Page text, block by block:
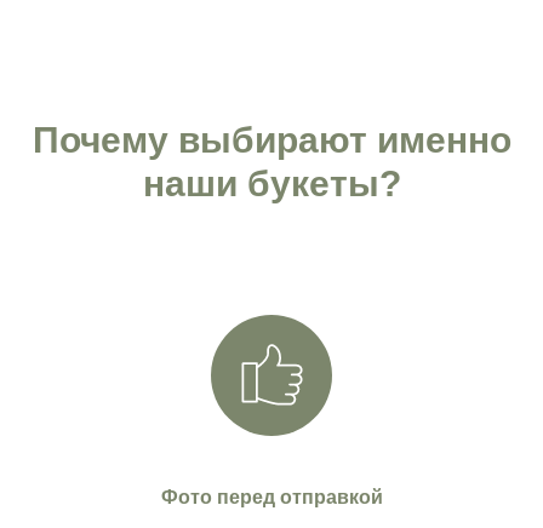
Почему выбирают именно
наши букеты?
Фото перед отправкой